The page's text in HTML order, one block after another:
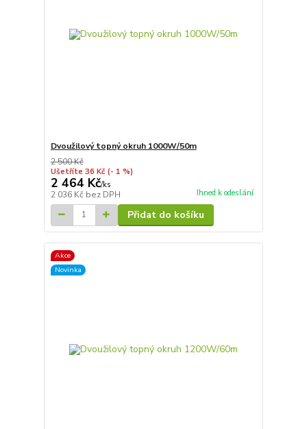
Dvoužilový topný okruh 1000W/50m
2 500 Kč
Ušetříte 36 Kč (- 1 %)
2 464 Kč/ks
2 036 Kč bez DPH Ihned k odeslání
Přidat do košíku
Akce
Novinka